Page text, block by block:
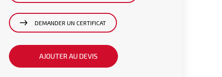
DEMANDER UN CERTIFICAT
AJOUTER AU DEVIS